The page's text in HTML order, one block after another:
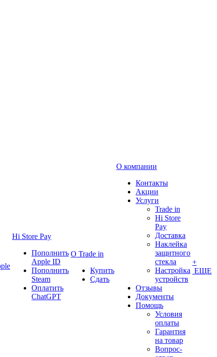
Hi Store Pay
Пополнить
Apple ID
Пополнить
Steam
Оплатить
ChatGPT
О Trade in
Купить
Сдать
О компании
Контакты
Акции
Услуги
Trade in
Hi Store
Pay
Доставка
Наклейка
защитного
стекла
Настройка
устройств
Отзывы
Документы
Помощь
Условия
оплаты
Гарантия
на товар
Вопрос-
+
ЕЩЕ